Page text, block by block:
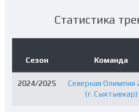
Статистика
Сезон Команда
2024/2025
Северная Олимпия
(г. Сыктывкар)